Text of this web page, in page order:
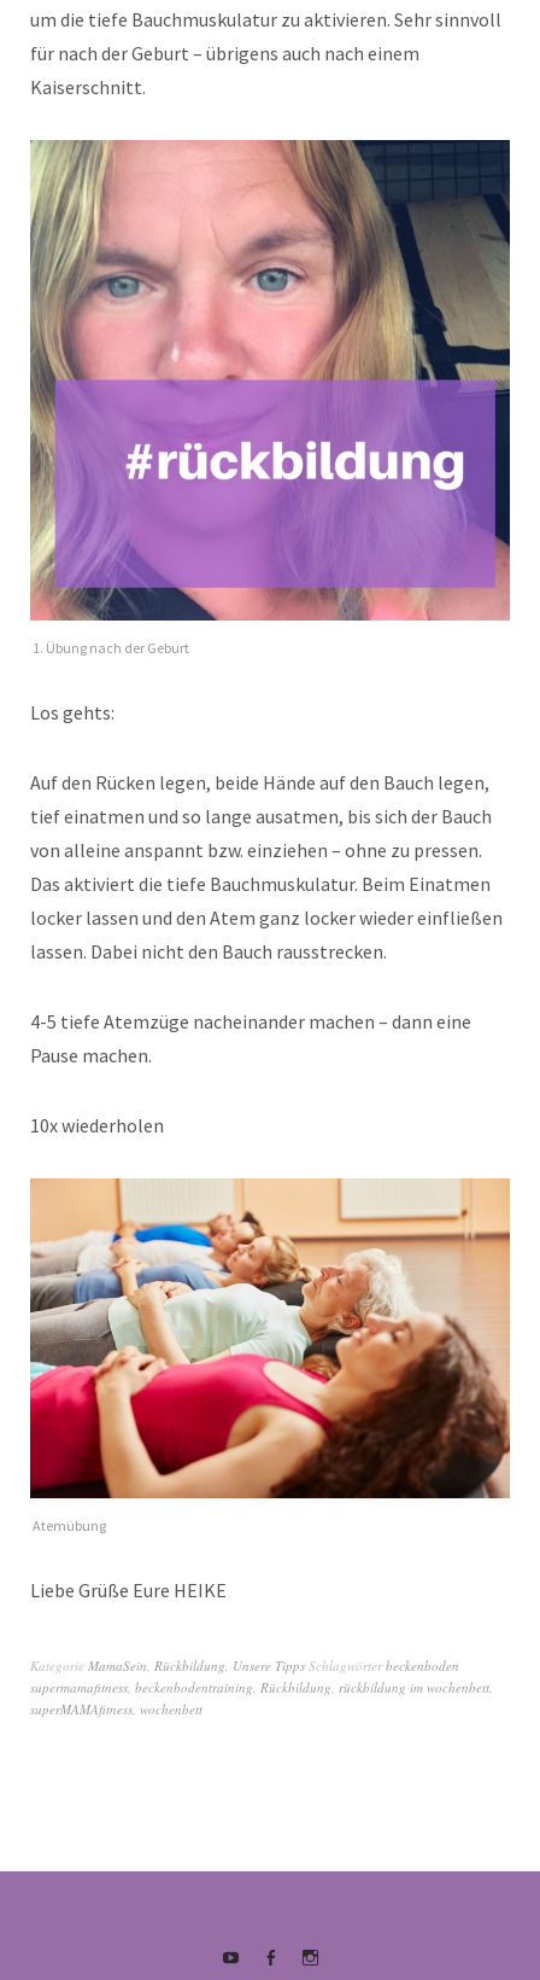
um die tiefe Bauchmuskulatur zu aktivieren. Sehr sinnvoll
für nach der Geburt – übrigens auch nach einem
Kaiserschnitt.
1. Übung nach der Geburt
Los gehts:
Auf den Rücken legen, beide Hände auf den Bauch legen,
tief einatmen und so lange ausatmen, bis sich der Bauch
von alleine anspannt bzw. einziehen – ohne zu pressen.
Das aktiviert die tiefe Bauchmuskulatur. Beim Einatmen
locker lassen und den Atem ganz locker wieder einfließen
lassen. Dabei nicht den Bauch rausstrecken.
4-5 tiefe Atemzüge nacheinander machen – dann eine
Pause machen.
10x wiederholen
Atemübung
Liebe Grüße Eure HEIKE
Kategorie MamaSein Rückbildung Unsere Tipps Schlagwörterbeckenboden
supermamafitness beckenbodentraining Rückbildung rückbildung im wochenbett
superMAMAfitness wochenbett